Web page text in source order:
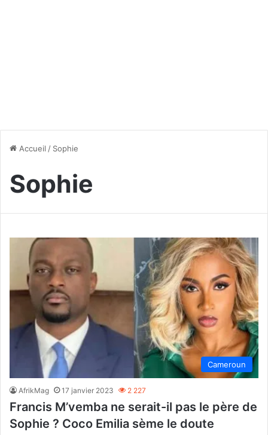
Accueil / Sophie
Sophie
Cameroun
AfrikMag 17 janvier 2023 2 227
Francis M’vemba ne serait-il pas le père de
Sophie ? Coco Emilia sème le doute